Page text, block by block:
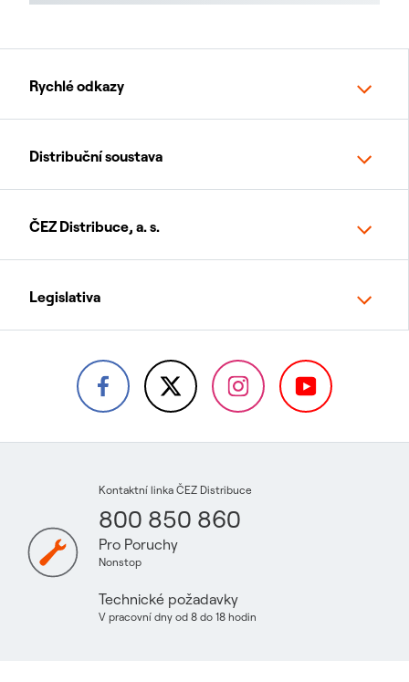
Rychlé odkazy
Distribuční soustava
ČEZ Distribuce, a. s.
Legislativa
Kontaktní linka ČEZ Distribuce
800 850 860
Pro Poruchy
Nonstop
Technické požadavky
V pracovní dny od 8 do 18 hodin